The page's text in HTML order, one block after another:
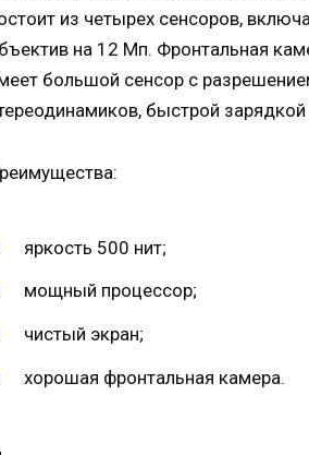
из четырех сенсоров,
на 12 Мп. Фронтальная
большой сенсор с
быстрой
яркость 500 нит;
мощный процессор;
чистый экран;
хорошая фронтальная камера.